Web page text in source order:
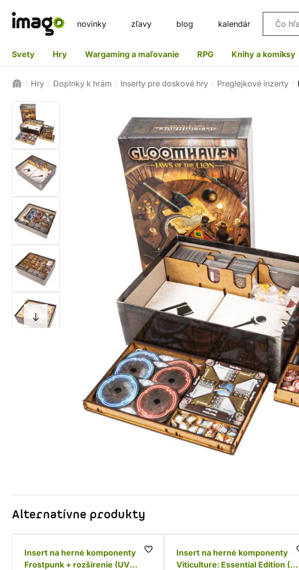
novinky zľavy blog kalendár
Svety Hry Wargaming a maľovanie RPG Knihy a komiksy
Hry Doplnky k hrám Inserty pre doskové hry Preglejkové inzerty
Alternatívne produkty
Insert na herné komponenty -
Frostpunk + rozšírenie (UV
Insert na herné komponenty -
Viticulture: Essential Edition (UV